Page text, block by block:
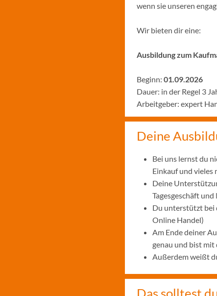
wenn sie unseren
Wir bieten dir eine:
Ausbildung zum
Beginn: 01.09.2026
Dauer: in der Regel 3
Arbeitgeber: expert
Deine
Bei uns lernst du
Einkauf und vieles
Deine
Tagesgeschäft
Du unterstützt bei
Online Handel)
Am Ende deiner
genau und bist
Außerdem weißt